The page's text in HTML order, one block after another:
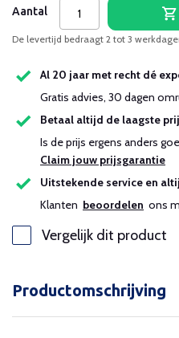
Aantal
De levertijd bedraagt 2 tot 3
Al 20 jaar met recht dé
Gratis advies, 30 dagen
Betaal altijd de laagste
Is de prijs ergens anders
Claim jouw prijsgarantie
Uitstekende service en
Klanten beoordelen ons
Vergelijk dit product
Productomschrijving